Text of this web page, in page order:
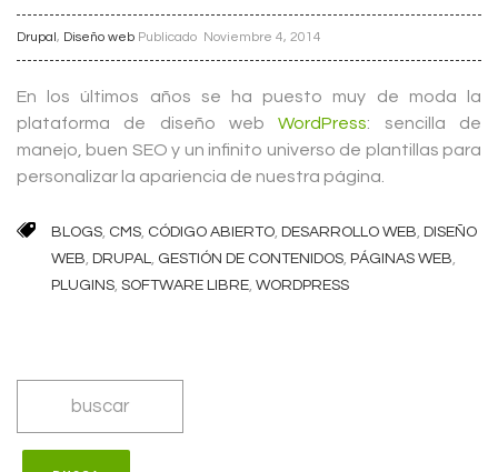
Drupal, Diseño web Publicado Noviembre 4, 2014
En los últimos años se ha puesto muy de moda la
plataforma de diseño webWordPress: sencilla de
manejo, buen SEO y un infinito universo de plantillas para
personalizar la apariencia de nuestra página.
BLOGS, CMS, CÓDIGO ABIERTO, DESARROLLO WEB, DISEÑO
WEB, DRUPAL, GESTIÓN DE CONTENIDOS, PÁGINAS WEB,
PLUGINS, SOFTWARE LIBRE, WORDPRESS